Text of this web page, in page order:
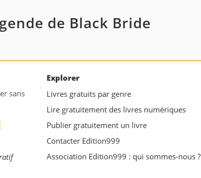
de Black Bride
sans
Explorer
Livres gratuits par genre
Lire gratuitement des livres numériques
Publier gratuitement un livre
Contacter Edition999
Association Edition999 : qui sommes-nous ?